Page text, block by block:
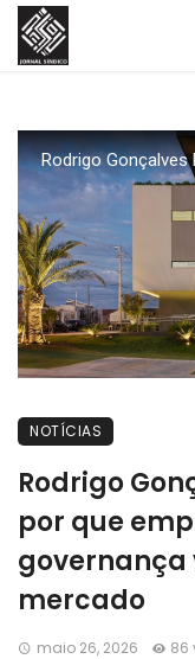
Rodrigo Gonçalves
NOTÍCIAS
Rodrigo
por que
governança
mercado
maio 26, 2026 86